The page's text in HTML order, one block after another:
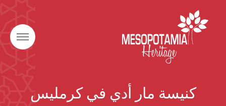
كنيسة مار أدي في كرمليس